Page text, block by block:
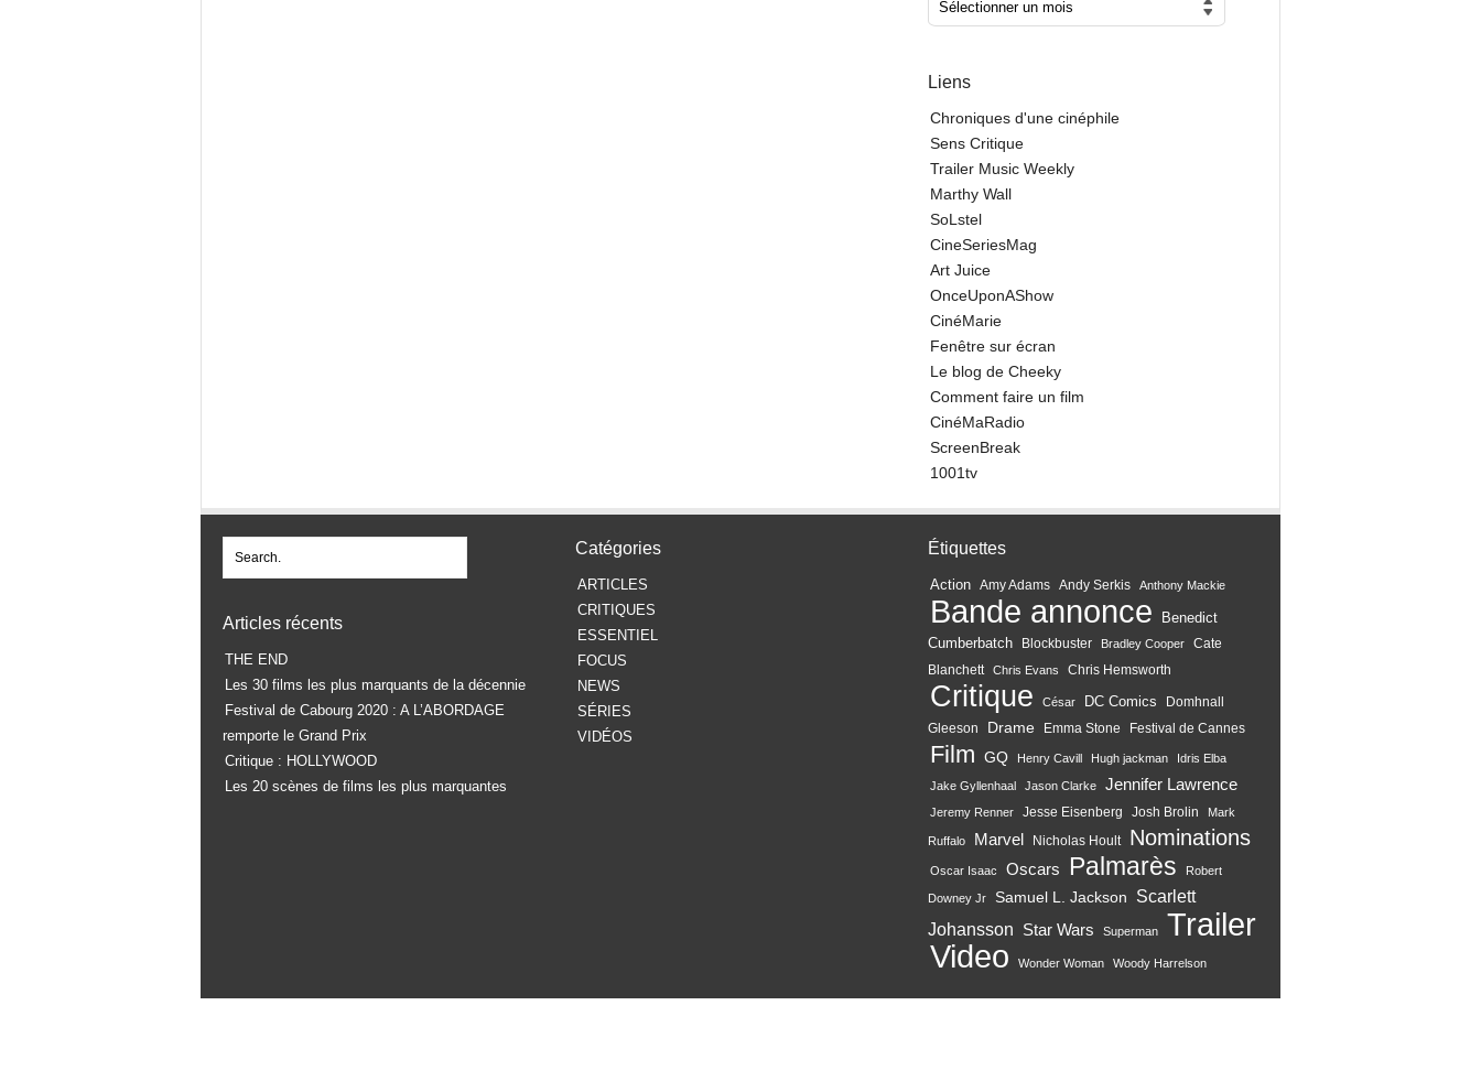
Liens
Chroniques d'une cinéphile
Sens Critique
Trailer Music Weekly
Marthy Wall
SoLstel
CineSeriesMag
Art Juice
OnceUponAShow
CinéMarie
Fenêtre sur écran
Le blog de Cheeky
Comment faire un film
CinéMaRadio
ScreenBreak
1001tv
Articles récents
THE END
Les 30 films les plus marquants de la décennie
Festival de Cabourg 2020 : A L’ABORDAGE
remporte le Grand Prix
Critique : HOLLYWOOD
Les 20 scènes de films les plus marquantes
Catégories
ARTICLES
CRITIQUES
ESSENTIEL
FOCUS
NEWS
SÉRIES
VIDÉOS
Étiquettes
Action Amy Adams Andy Serkis Anthony Mackie
Bande annonce
Benedict
Cumberbatch
Blockbuster Bradley Cooper
Cate
Blanchett
Chris Evans Chris Hemsworth
Critique César DC Comics
Domhnall
Gleeson
Drame Emma Stone Festival de Cannes
Film GQ Henry Cavill Hugh jackman Idris Elba
Jake Gyllenhaal Jason Clarke Jennifer Lawrence
Jeremy Renner Jesse Eisenberg Josh Brolin Mark
Ruffalo Marvel Nicholas Hoult Nominations
Oscar Isaac Oscars Palmarès Robert
Downey Jr Samuel L. Jackson
Scarlett
Johansson
Star Wars Superman Trailer
Video Wonder Woman Woody Harrelson